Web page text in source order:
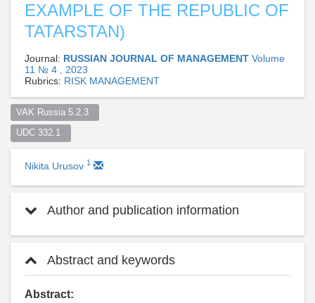
EXAMPLE OF THE REPUBLIC OF
TATARSTAN)
Journal: RUSSIAN JOURNAL OF MANAGEMENT Volume
11 № 4 , 2023
Rubrics: RISK MANAGEMENT
VAK Russia 5.2.3
UDC 332.1
Nikita Urusov 1
Author and publication information
Abstract and keywords
Abstract: